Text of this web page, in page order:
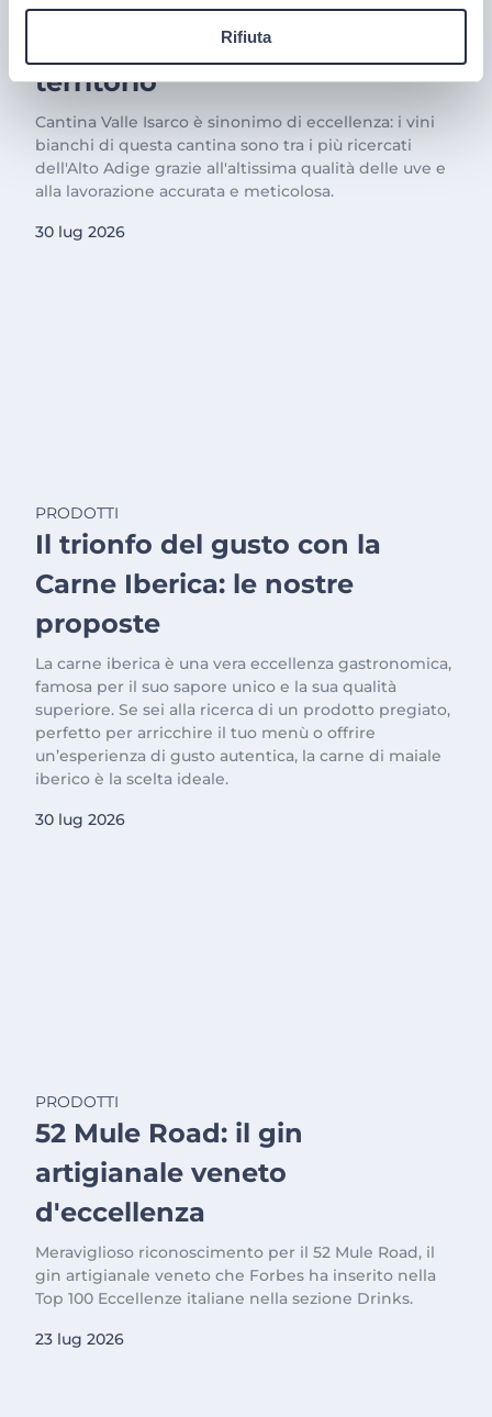
Rifiuta
responsabilità e amore per il
territorio
Cantina Valle Isarco è sinonimo di eccellenza: i vini
bianchi di questa cantina sono tra i più ricercati
dell'Alto Adige grazie all'altissima qualità delle uve e
alla lavorazione accurata e meticolosa.
30 lug 2026
PRODOTTI
Il trionfo del gusto con la
Carne Iberica: le nostre
proposte
La carne iberica è una vera eccellenza gastronomica,
famosa per il suo sapore unico e la sua qualità
superiore. Se sei alla ricerca di un prodotto pregiato,
perfetto per arricchire il tuo menù o offrire
un’esperienza di gusto autentica, la carne di maiale
iberico è la scelta ideale.
30 lug 2026
PRODOTTI
52 Mule Road: il gin
artigianale veneto
d'eccellenza
Meraviglioso riconoscimento per il 52 Mule Road, il
gin artigianale veneto che Forbes ha inserito nella
Top 100 Eccellenze italiane nella sezione Drinks.
23 lug 2026